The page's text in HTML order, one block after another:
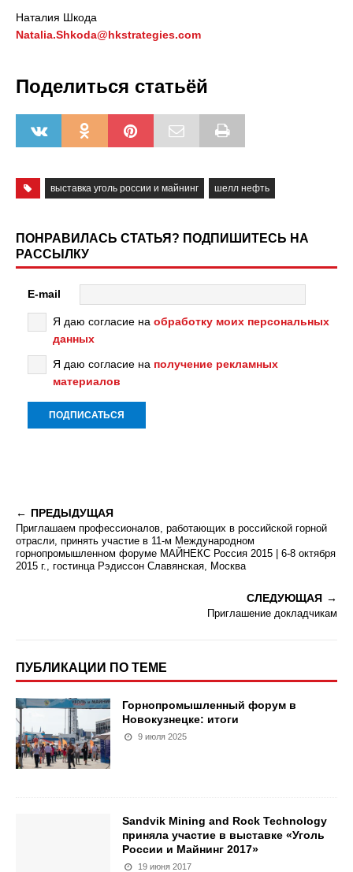
Наталия Шкода
Natalia.Shkoda@hkstrategies.com
Поделиться статьёй
выставка уголь россии и майнинг шелл нефть
ПОНРАВИЛАСЬ СТАТЬЯ? ПОДПИШИТЕСЬ НА
РАССЫЛКУ
E-mail
Я даю согласие на обработку моих персональных
данных
Я даю согласие на получение рекламных
материалов
ПРЕДЫДУЩАЯ
Приглашаем профессионалов, работающих в российской горной
отрасли, принять участие в 11-м Международном
горнопромышленном форуме МАЙНЕКС Россия 2015 | 6-8 октября
2015 г., гостинца Рэдиссон Славянская, Москва
СЛЕДУЮЩАЯ
Приглашение докладчикам
ПУБЛИКАЦИИ ПО ТЕМЕ
Горнопромышленный форум в
Новокузнецке: итоги
9 июля 2025
Sandvik Mining and Rock Technology
приняла участие в выставке «Уголь
России и Майнинг 2017»
19 июня 2017